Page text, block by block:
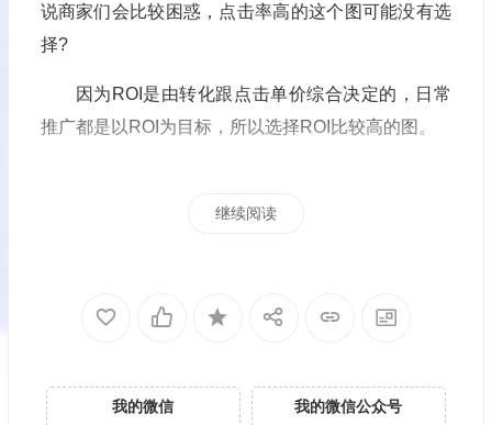
说商家们会比较困惑，点击率高的这个图可能没有选
择?
因为ROI是由转化跟点击单价综合决定的，日常
推广都是以ROI为目标，所以选择ROI比较高的图。
继续阅读
我的微信
我的微信公众号